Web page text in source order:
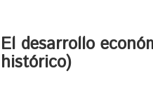
El desarrollo
histórico)